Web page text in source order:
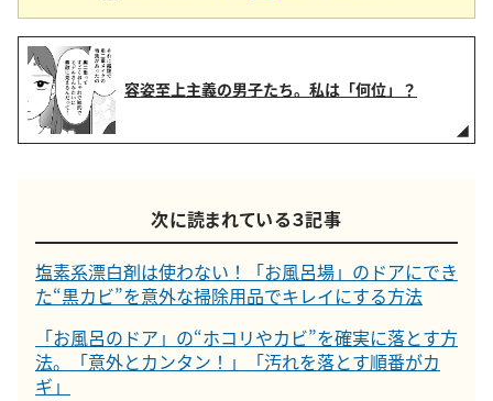
容姿至上主義の男子たち。私は「何位」？
次に読まれている３記事
塩素系漂白剤は使わない！「お風呂場」のドアにでき
た“黒カビ”を意外な掃除用品でキレイにする方法
「お風呂のドア」の“ホコリやカビ”を確実に落とす方
法。「意外とカンタン！」「汚れを落とす順番がカ
ギ」